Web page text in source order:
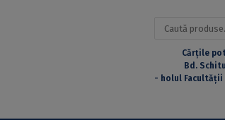
Caută
Cărțile
Bd.
- holul